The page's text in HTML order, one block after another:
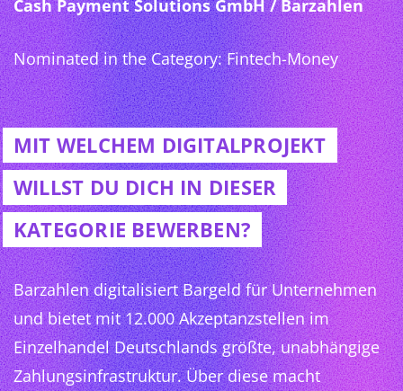
Cash Payment Solutions GmbH / Barzahlen
Nominated in the Category: Fintech-Money
MIT WELCHEM DIGITALPROJEKT
WILLST DU DICH IN DIESER
KATEGORIE BEWERBEN?
Barzahlen digitalisiert Bargeld für Unternehmen
und bietet mit 12.000 Akzeptanzstellen im
Einzelhandel Deutschlands größte, unabhängige
Zahlungsinfrastruktur. Über diese macht